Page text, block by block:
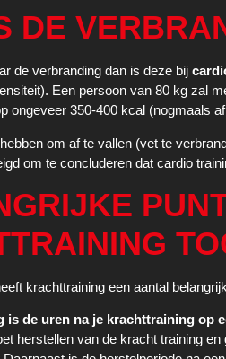
DE
de verbranding dan is deze bij
Een persoon van 80 kg zal
ongeveer 350-400 kcal (nogmaals
om af te vallen (vet te
om te concluderen dat cardio
krachttraining een aantal
is de uren na je krachttraining op
herstellen van de kracht training